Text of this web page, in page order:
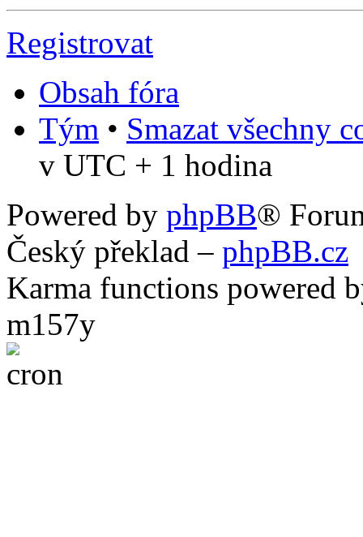
Registrovat
Obsah fóra
Tým • Smazat všechny
v UTC + 1 hodina
Powered by phpBB®
Český překlad – phpBB.cz
Karma functions powered
m157y